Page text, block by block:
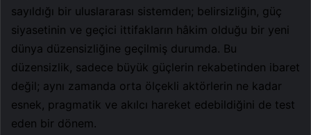
sayıldığı bir uluslararası sistemden; belirsizliğin, güç
siyasetinin ve geçici ittifakların hâkim olduğu bir yeni
dünya düzensizliğine geçilmiş durumda. Bu
düzensizlik, sadece büyük güçlerin rekabetinden ibaret
değil; aynı zamanda orta ölçekli aktörlerin ne kadar
esnek, pragmatik ve akılcı hareket edebildiğini de test
eden bir dönem.